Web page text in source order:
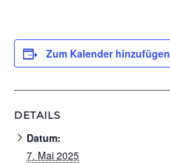
Zum Kalender hinzufügen
DETAILS
Datum:
7. Mai 2025